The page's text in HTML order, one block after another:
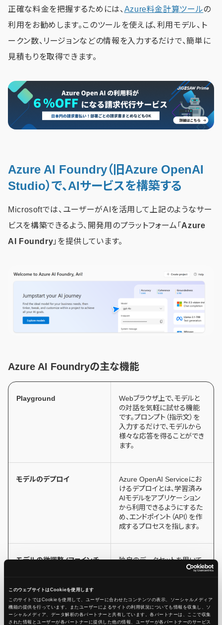
このウェブサイトはCookieを使用します
このサイトではCookieを使用して、ユーザーに合わせたコンテンツの表示、ソーシャルメディア
機能の提供を行っています。またユーザーによるサイトの利用状況についても情報を収集し、ソ
ーシャルメディア、データ解析の各パートナーと共有しています。各パートナーは、ここで収集
された情報とユーザーが各パートナーに提供した他の情報、ユーザーが各パートナーのサービス
正確な料金を把握するためには、 Azure料金計算ツールの
利用をお勧めします。このツールを使えば、利用モデル、ト
ークン数、リージョンなどの情報を入力するだけで、簡単に
見積もりを取得できます。
Azure AI Foundry（旧Azure OpenAI
Studio）で、AIサービスを構築する
Microsoftでは、ユーザーがAIを活用して上記のようなサー
ビスを構築できるよう、開発用のプラットフォーム「 Azure
AI Foundry 」を提供しています。
Azure AI Foundryの主な機能
Playground
Webブラウザ上で、モデルと
の対話を気軽に試せる機能
です。プロンプト（指示文）を
入力するだけで、モデルから
様々な応答を得ることができ
ます。
モデルのデプロイ
Azure OpenAI Serviceにお
けるデプロイとは、学習済み
AIモデルをアプリケーション
から利用できるようにするた
め、エンドポイント（API）を作
成するプロセスを指します。
モデルの微調整 (ファインチ
独自のデータセットを用いて
モデルをトレーニングし、特定
クォータの管理 トークンの利用上限を管理